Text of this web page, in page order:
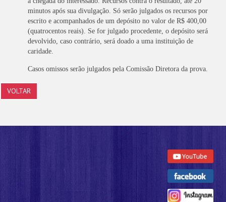
minutos após sua divulgação. Só serão julgados os recursos por
escrito e acompanhados de um depósito no valor de R$ 400,00
(quatrocentos reais). Se for julgado procedente, o depósito será
devolvido, caso contrário, será doado a uma instituição de
caridade.
Casos omissos serão julgados pela Comissão Diretora da prova.
VOLTAR